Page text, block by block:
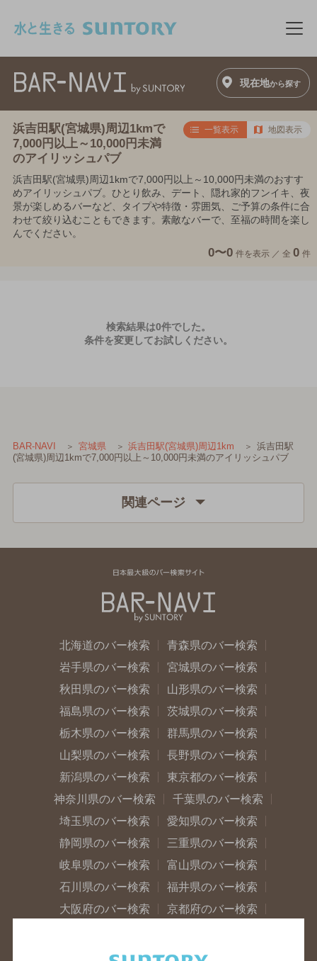
メ
現在地から探す
浜吉田駅(宮城県)周辺1kmで
7,000円以上～10,000円未満
のアイリッシュパブ
一覧表示 地図表示
浜吉田駅(宮城県)周辺1kmで7,000円以上～10,000円未満のおすす
めアイリッシュパブ。ひとり飲み、デート、隠れ家的フンイキ、夜
景が楽しめるバーなど、タイプや特徴・雰囲気、ご予算の条件に合
わせて絞り込むこともできます。素敵なバーで、至福の時間を楽し
んでください。
0〜0 件を表示 ／ 全 0 件
検索結果は0件でした。
条件を変更してお試しください。
BAR-NAVI 宮城県 浜吉田駅(宮城県)周辺1km
浜吉田駅
(宮城県)周辺1kmで7,000円以上～10,000円未満のアイリッシュパブ
関連ページ
北海道のバー検索
青森県のバー検索
岩手県のバー検索
宮城県のバー検索
秋田県のバー検索
山形県のバー検索
福島県のバー検索
茨城県のバー検索
栃木県のバー検索
群馬県のバー検索
山梨県のバー検索
長野県のバー検索
新潟県のバー検索
東京都のバー検索
神奈川県のバー検索
千葉県のバー検索
埼玉県のバー検索
愛知県のバー検索
静岡県のバー検索
三重県のバー検索
岐阜県のバー検索
富山県のバー検索
石川県のバー検索
福井県のバー検索
大阪府のバー検索
京都府のバー検索
滋賀県のバー検索
和歌山県のバー検索